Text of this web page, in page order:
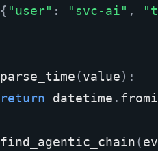
{ "user" : "svc-ai" ,
parse_time(value):
return
datetime .
find_agentic_chain(